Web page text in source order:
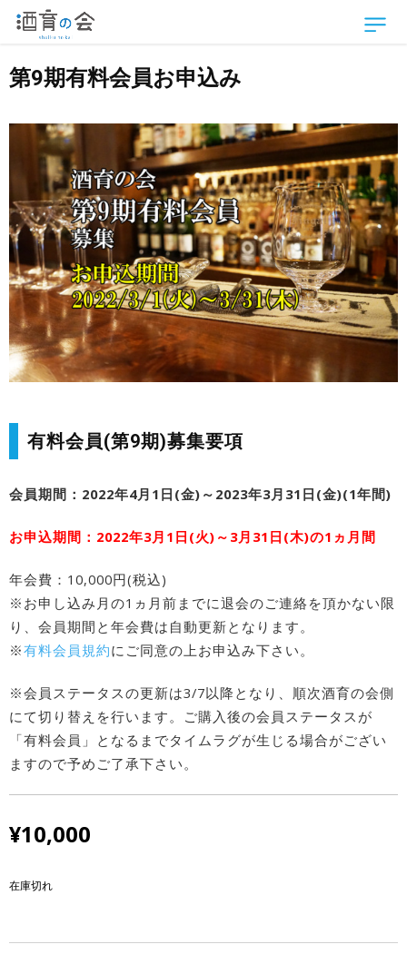
第9期有料会員お申込み
有料会員(第9期)募集要項
会員期間：2022年4月1日(金)～2023年3月31日(金)(1年間)
お申込期間：2022年3月1日(火)～3月31日(木)の1ヵ月間
年会費：10,000円(税込)
※お申し込み月の1ヵ月前までに退会のご連絡を頂かない限
り、会員期間と年会費は自動更新となります。
※有料会員規約にご同意の上お申込み下さい。
※会員ステータスの更新は3/7以降となり、順次酒育の会側
にて切り替えを行います。ご購入後の会員ステータスが
「有料会員」となるまでタイムラグが生じる場合がござい
ますので予めご了承下さい。
¥10,000
在庫切れ